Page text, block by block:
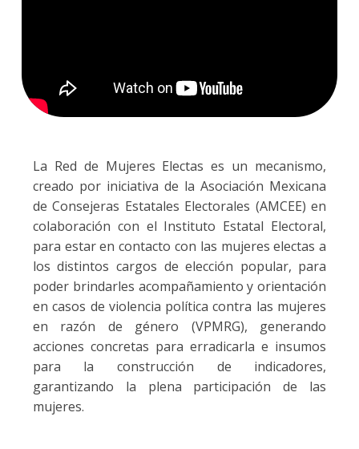
La Red de Mujeres Electas es un mecanismo,
creado por iniciativa de la Asociación Mexicana
de Consejeras Estatales Electorales (AMCEE) en
colaboración con el Instituto Estatal Electoral,
para estar en contacto con las mujeres electas a
los distintos cargos de elección popular, para
poder brindarles acompañamiento y orientación
en casos de violencia política contra las mujeres
en razón de género (VPMRG), generando
acciones concretas para erradicarla e insumos
para la construcción de indicadores,
garantizando la plena participación de las
mujeres.